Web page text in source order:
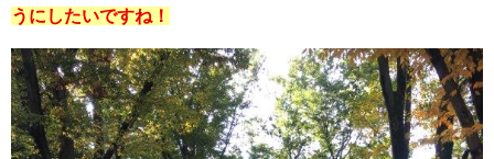
うにしたいですね！